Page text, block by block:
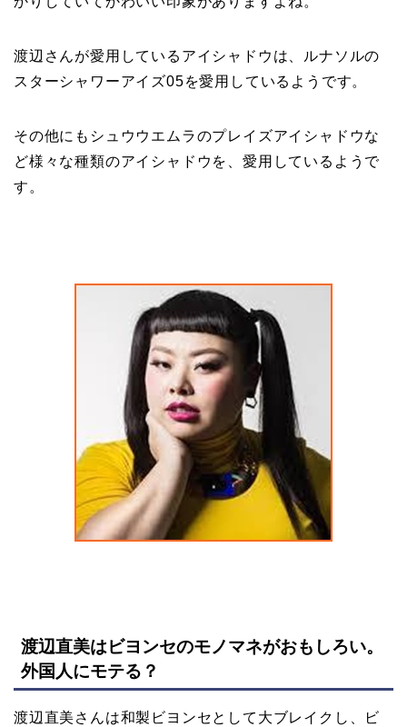
渡辺さんが愛用しているアイシャドウは、ルナソルの
スターシャワーアイズ05を愛用しているようです。
その他にもシュウウエムラのプレイズアイシャドウな
ど様々な種類のアイシャドウを、愛用しているようで
す。
渡辺直美はビヨンセのモノマネがおもしろい。
外国人にモテる？
渡辺直美さんは和製ビヨンセとして大ブレイクし、ビ